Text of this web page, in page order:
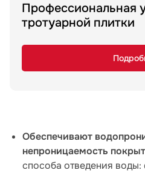
Профессиональная
тротуарной плитки
Обеспечивают
непроницаемость
способа отведения